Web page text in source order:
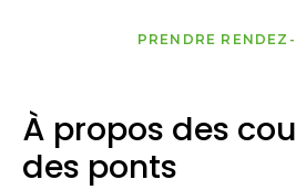
PRENDRE
À propos des
des ponts